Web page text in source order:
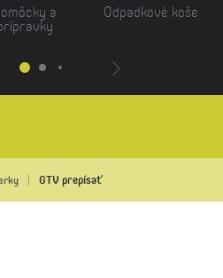
a Odpadkové koše
GTV prepísať